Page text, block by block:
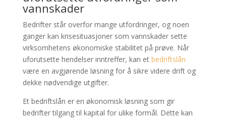
vannskader
Bedrifter står overfor mange utfordringer, og noen
ganger kan krisesituasjoner som vannskader sette
virksomhetens økonomiske stabilitet på prøve. Når
uforutsette hendelser inntreffer, kan et bedriftslån
være en avgjørende løsning for å sikre videre drift og
dekke nødvendige utgifter.
Et bedriftslån er en økonomisk løsning som gir
bedrifter tilgang til kapital for ulike formål. Dette kan